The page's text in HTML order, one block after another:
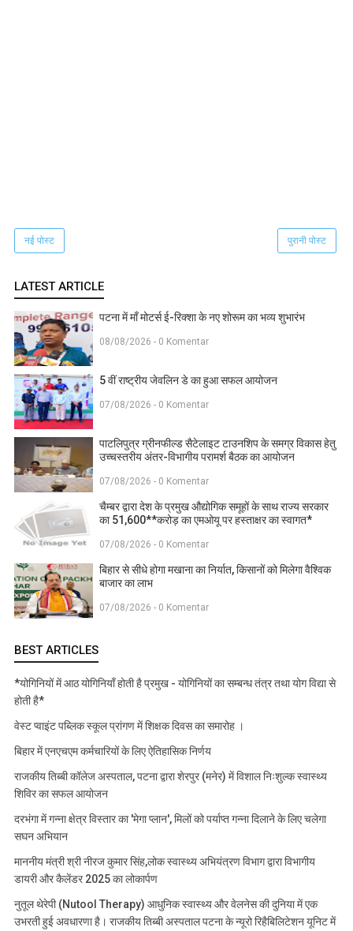
नई पोस्ट पुरानी पोस्ट
LATEST ARTICLE
पटना में माँ मोटर्स ई-रिक्शा के नए शोरूम का भव्य शुभारंभ
08/08/2026 - 0 Komentar
5 वीं राष्ट्रीय जेवलिन डे का हुआ सफल आयोजन
07/08/2026 - 0 Komentar
पाटलिपुत्र ग्रीनफील्ड सैटेलाइट टाउनशिप के समग्र विकास हेतु
उच्चस्तरीय अंतर-विभागीय परामर्श बैठक का आयोजन
07/08/2026 - 0 Komentar
चैम्बर द्वारा देश के प्रमुख औद्योगिक समूहों के साथ राज्य सरकार
का 51,600**करोड़ का एमओयू पर हस्ताक्षर का स्वागत*
07/08/2026 - 0 Komentar
बिहार से सीधे होगा मखाना का निर्यात, किसानों को मिलेगा वैश्विक
बाजार का लाभ
07/08/2026 - 0 Komentar
BEST ARTICLES
*योगिनियों में आठ योगिनियाँ होती है प्रमुख - योगिनियों का सम्बन्ध तंत्र तथा योग विद्या से
होती है*
वेस्ट प्वाइंट पब्लिक स्कूल प्रांगण में शिक्षक दिवस का समारोह ।
बिहार में एनएचएम कर्मचारियों के लिए ऐतिहासिक निर्णय
राजकीय तिब्बी कॉलेज अस्पताल, पटना द्वारा शेरपुर (मनेर) में विशाल निःशुल्क स्वास्थ्य
शिविर का सफल आयोजन
दरभंगा में गन्ना क्षेत्र विस्तार का 'मेगा प्लान', मिलों को पर्याप्त गन्ना दिलाने के लिए चलेगा
सघन अभियान
माननीय मंत्री श्री नीरज कुमार सिंह,लोक स्वास्थ्य अभियंत्रण विभाग द्वारा विभागीय
डायरी और कैलेंडर 2025 का लोकार्पण
नुतूल थेरेपी (Nutool Therapy) आधुनिक स्वास्थ्य और वेलनेस की दुनिया में एक
उभरती हुई अवधारणा है। राजकीय तिब्बी अस्पताल पटना के न्यूरो रिहैबिलिटेशन यूनिट में